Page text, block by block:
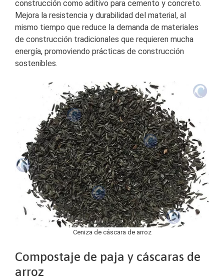
construcción como aditivo para cemento y concreto.
Mejora la resistencia y durabilidad del material, al
mismo tiempo que reduce la demanda de materiales
de construcción tradicionales que requieren mucha
energía, promoviendo prácticas de construcción
sostenibles.
Ceniza de cáscara de arroz
Compostaje de paja y cáscaras de
arroz